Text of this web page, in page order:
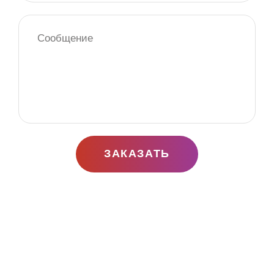
служил фоном, а другой придавал столу больше
красок. Вы можете вообще выбрать два основных
разными способами, можно использовать множество
аксессуаров. Если в заказанном Вами банкетном зале
несколько этажей, не забудьте о лестнице. Так, вы
сможете скрыть все ее недостатки, да и вообще с
ЗАКАЗАТЬ